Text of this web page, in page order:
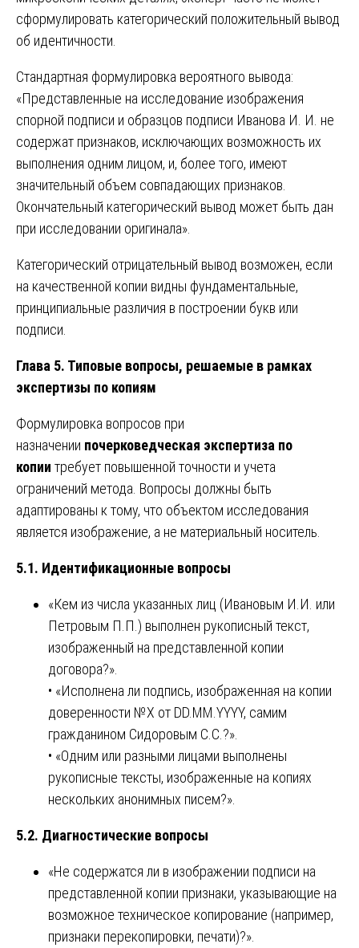
сформулировать категорический положительный вывод
об идентичности.
Стандартная формулировка вероятного вывода:
«Представленные на исследование изображения
спорной подписи и образцов подписи Иванова И. И. не
содержат признаков, исключающих возможность их
выполнения одним лицом, и, более того, имеют
значительный объем совпадающих признаков.
Окончательный категорический вывод может быть дан
при исследовании оригинала».
Категорический отрицательный вывод возможен, если
на качественной копии видны фундаментальные,
принципиальные различия в построении букв или
подписи.
Глава 5. Типовые вопросы, решаемые в рамках
экспертизы по копиям
Формулировка вопросов при
назначении почерковедческая экспертиза по
копии требует повышенной точности и учета
ограничений метода. Вопросы должны быть
адаптированы к тому, что объектом исследования
является изображение, а не материальный носитель.
5.1. Идентификационные вопросы
«Кем из числа указанных лиц (Ивановым И.И. или
Петровым П.П.) выполнен рукописный текст,
изображенный на представленной копии
договора?».
• «Исполнена ли подпись, изображенная на копии
доверенности №Х от DD.MM.YYYY, самим
гражданином Сидоровым С.С.?».
• «Одним или разными лицами выполнены
рукописные тексты, изображенные на копиях
нескольких анонимных писем?».
5.2. Диагностические вопросы
«Не содержатся ли в изображении подписи на
представленной копии признаки, указывающие на
возможное техническое копирование (например,
признаки перекопировки, печати)?».